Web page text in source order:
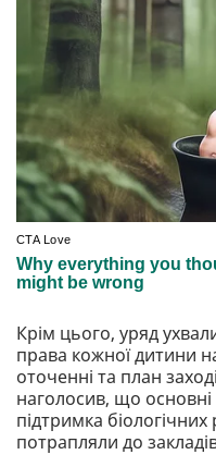
Крім цього, уряд
права кожної дитини
оточенні та план
наголосив, що основні
підтримка
потрапляли до